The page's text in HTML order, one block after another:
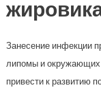
Занесение инфекции
липомы и окружающих
привести к развитию